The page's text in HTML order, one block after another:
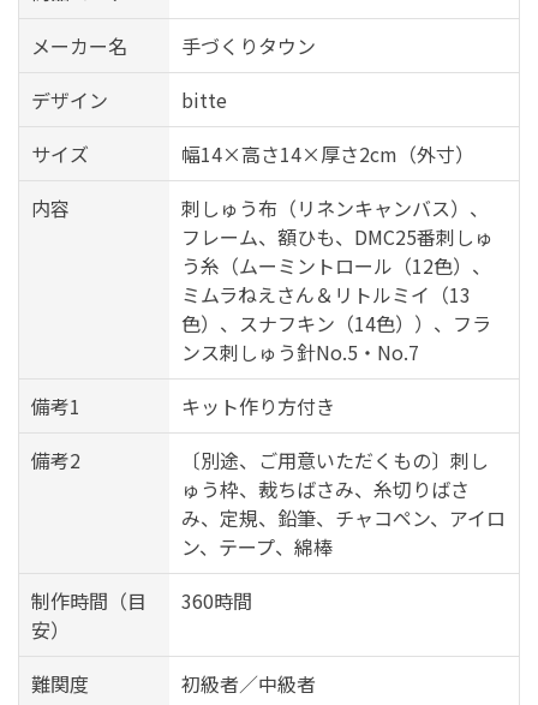
メーカー名
手づくりタウン
デザイン
bitte
サイズ
幅14×高さ14×厚さ2cm（外寸）
内容
刺しゅう布（リネンキャンバス）、
フレーム、額ひも、DMC25番刺しゅ
う糸（ムーミントロール（12色）、
ミムラねえさん＆リトルミイ（13
色）、スナフキン（14色））、フラ
ンス刺しゅう針No.5・No.7
備考1
キット作り方付き
備考2
〔別途、ご用意いただくもの〕刺し
ゅう枠、裁ちばさみ、糸切りばさ
み、定規、鉛筆、チャコペン、アイロ
ン、テープ、綿棒
制作時間（目
安）
360時間
難関度
初級者／中級者